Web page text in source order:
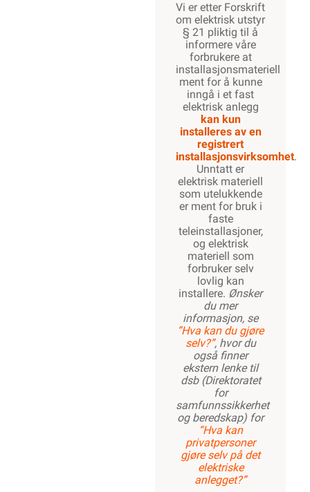
Vi er etter Forskrift
om elektrisk utstyr
§ 21 pliktig til å
informere våre
forbrukere at
installasjonsmateriell
ment for å kunne
inngå i et fast
elektrisk anlegg
kan kun
installeres av en
registrert
installasjonsvirksomhet.
Unntatt er
elektrisk materiell
som utelukkende
er ment for bruk i
faste
teleinstallasjoner,
og elektrisk
materiell som
forbruker selv
lovlig kan
installere. Ønsker
du mer
informasjon, se
”Hva kan du gjøre
selv?”, hvor du
også finner
ekstern lenke til
dsb (Direktoratet
for
samfunnssikkerhet
og beredskap) for
“Hva kan
privatpersoner
gjøre selv på det
elektriske
anlegget?”